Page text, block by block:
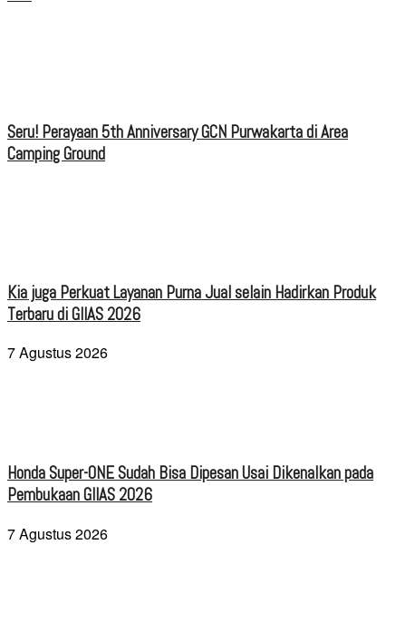
Seru! Perayaan 5th Anniversary GCN Purwakarta di Area
Camping Ground
Kia juga Perkuat Layanan Purna Jual selain Hadirkan Produk
Terbaru di GIIAS 2026
7 Agustus 2026
Honda Super-ONE Sudah Bisa Dipesan Usai Dikenalkan pada
Pembukaan GIIAS 2026
7 Agustus 2026